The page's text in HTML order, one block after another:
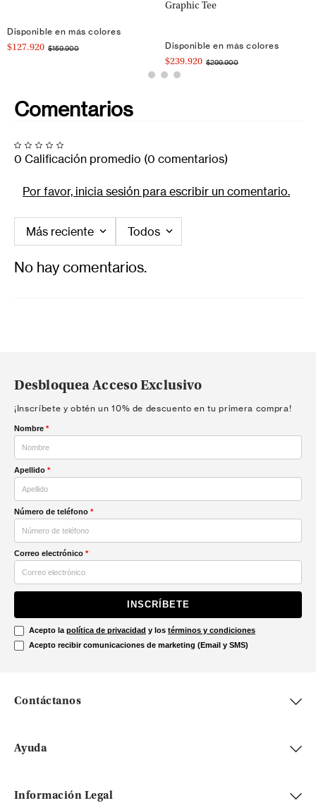
Disponible en más colores
$127.920 $159.900
Graphic Tee
Disponible en más colores
$239.920 $299.900
Comentarios
0 Calificación promedio (0 comentarios)
Por favor, inicia sesión para escribir un comentario.
Más reciente Todos
No hay comentarios.
Desbloquea Acceso Exclusivo
¡Inscríbete y obtén un 10% de descuento en tu primera compra!
Nombre *
Apellido *
Número de teléfono *
Correo electrónico *
INSCRÍBETE
Acepto la política de privacidad y los términos y condiciones
Acepto recibir comunicaciones de marketing (Email y SMS)
Contáctanos
Ayuda
Información Legal